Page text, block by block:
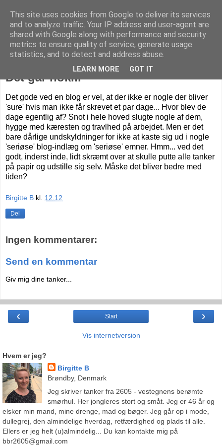
Livet på Vestegnen
Det går nok...
Det gode ved en blog er vel, at der ikke er nogle der bliver
'sure' hvis man ikke får skrevet et par dage... Hvor blev de
dage egentlig af? Snot i hele hoved slugte nogle af dem,
hygge med kæresten og travlhed på arbejdet. Men er det
bare dårlige undskyldninger for ikke at kaste sig ud i nogle
'seriøse' blog-indlæg om 'seriøse' emner. Hmm... ved det
godt, inderst inde, lidt skræmt over at skulle putte alle tanker
på papir og udstille sig selv. Måske det bliver bedre med
tiden?
Birgitte B kl. 12.12
Del
Ingen kommentarer:
Send en kommentar
Giv mig dine tanker...
‹ ›
Start
Vis internetversion
Hvem er jeg?
Birgitte B
Brøndby, Denmark
Jeg skriver tanker fra 2605 - vestegnens berømte
smørhul. Her jongleres stort og småt. Jeg er 46 år og
elsker min mand, mine drenge, mad og bøger. Jeg går op i mode,
dullegrej, den almindelige hverdag, retfærdighed og plads til alle.
Ellers er jeg helt (u)almindelig... Du kan kontakte mig på
bbr2605@gmail.com
This site uses cookies from Google to deliver its services
and to analyze traffic. Your IP address and user-agent are
shared with Google along with performance and security
metrics to ensure quality of service, generate usage
statistics, and to detect and address abuse.
LEARN MORE GOT IT